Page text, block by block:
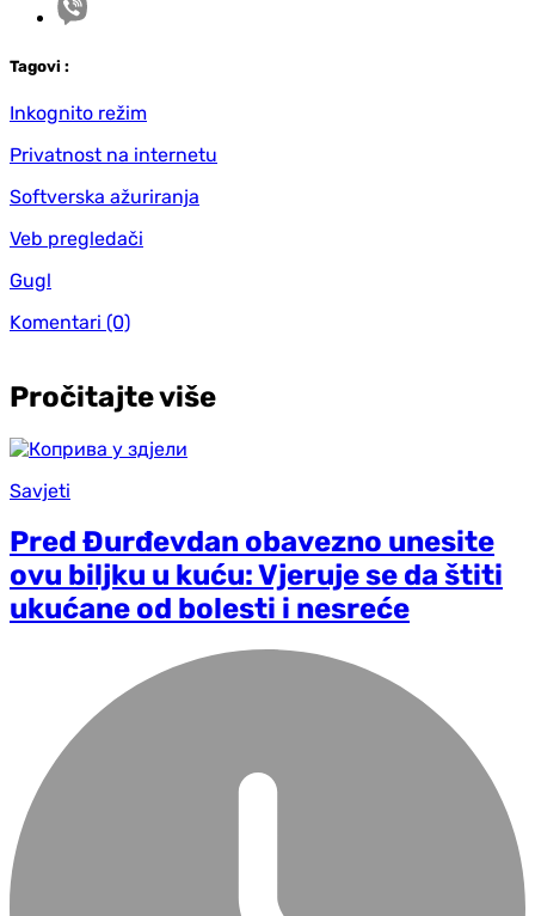
Tagovi :
Inkognito režim
Privatnost na internetu
Softverska ažuriranja
Veb pregledači
Gugl
Komentari (0)
Pročitajte više
Savjeti
Pred Đurđevdan obavezno unesite
ovu biljku u kuću: Vjeruje se da štiti
ukućane od bolesti i nesreće